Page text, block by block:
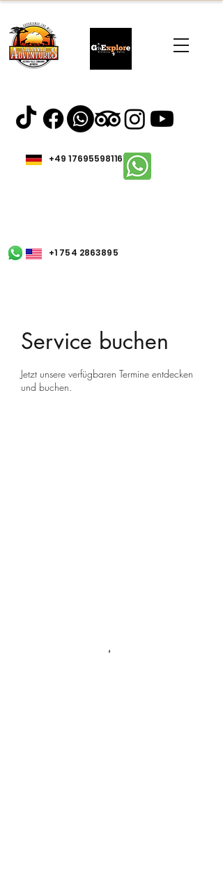
+49 17695598116
+1 754 2863895
Service buchen
Jetzt unsere verfügbaren Termine entdecken
und buchen.